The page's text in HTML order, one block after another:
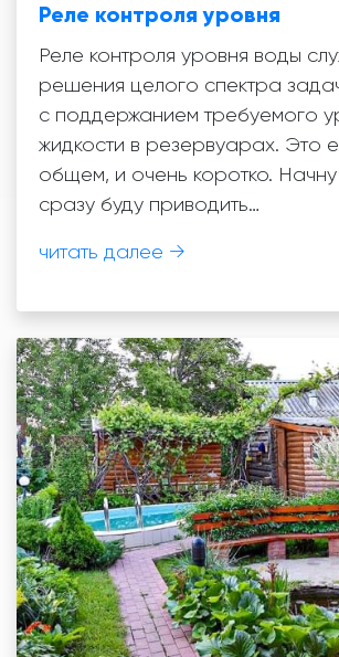
Реле контроля уровня
Реле контроля уровня воды
решения целого спектра
с поддержанием требуемого
жидкости в резервуарах. Это
общем, и очень коротко.
сразу буду приводить…
читать далее →